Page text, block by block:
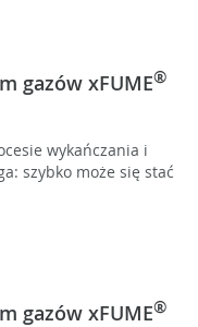
gazów xFUME®
wykańczania i
szybko może się stać
gazów xFUME®